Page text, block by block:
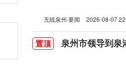
无线泉州·要闻 2026-08-07
置顶 泉州市领导到泉